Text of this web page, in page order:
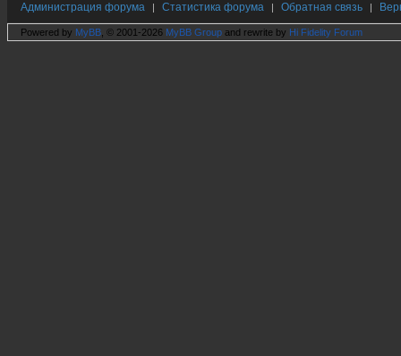
Администрация форума | Статистика форума | Обратная связь |
Powered by MyBB , © 2001-2026 MyBB Group and rewrite by Hi Fidelity Forum